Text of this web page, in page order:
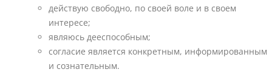
действую свободно, по своей воле и в своем
интересе;
являюсь дееспособным;
согласие является конкретным, информированным
и сознательным.